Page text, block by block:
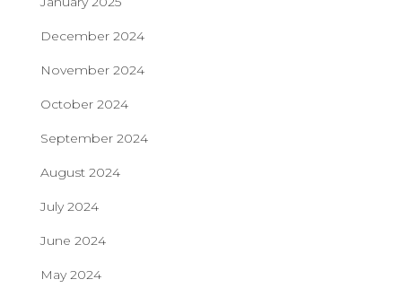
December 2024
November 2024
October 2024
September 2024
August 2024
July 2024
June 2024
May 2024